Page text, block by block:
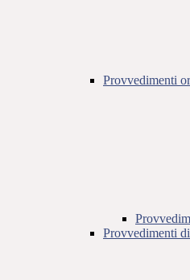
Provvedimenti
Provvedimenti